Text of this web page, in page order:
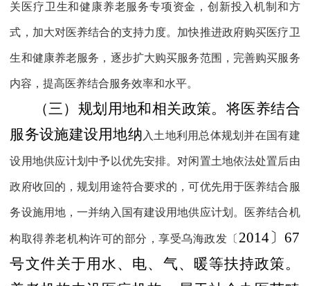
关医疗卫生和健康养老服务专项资金，创新投入机制和方
式，加大对医养结合的支持力度。加快推进政府购买医疗卫
生和健康养老服务，逐步扩大购买服务范围，完善购买服务
内容，提高医养结合服务效率和水平。
（三）规划用地和相关政策。 将医养结合
服务设施建设用地纳 入土地利用总体规划并在国有建
设用地供应计划中予以优先安排。对闲置土地依法处置后由
政府收回的，规划用途符合要求的，可优先用于医养结合服
务设施用地，一并纳入国有建设用地供应计划。医养结合机
构取得养老机构许可的部分，享受乌海政发〔 2014〕 67
号文件关于用水、电、气、暖等扶持政策。